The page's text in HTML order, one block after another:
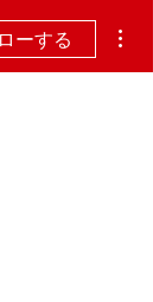
ーする